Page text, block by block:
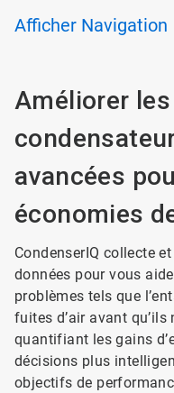
Afficher Navigation
Améliorer
avancées
économies
CondenserIQ collecte
données pour vous
problèmes tels que
fuites d’air avant
quantifiant les gains
décisions plus
objectifs de